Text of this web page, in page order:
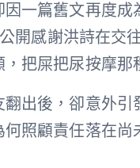
一篇舊文再度
開感謝洪詩在交
把屎把尿按摩那
出後，卻意外
照顧責任落在